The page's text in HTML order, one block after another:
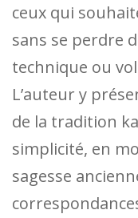
ceux qui
sans se perdre
technique ou
L’auteur y
de la tradition
simplicité, en
sagesse